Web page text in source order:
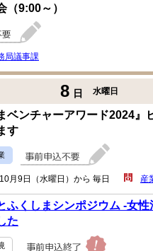
（9:00～）
局議事課
8 日 水曜日
ベンチャーアワード2024』
す
月9日（水曜日）から 毎日 産
ふくしまシンポジウム -女
た